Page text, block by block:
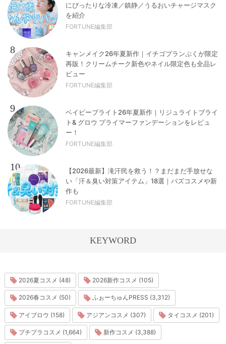
にぴったりな冷凍／鎮静／うるおいチャージマスク
を紹介
FORTUNE編集部
8
キャンメイク26年夏新作｜イチゴプランぷくが限定
再販！クリームチーク新色やネイル限定色も全品レ
ビュー
FORTUNE編集部
9
ベイビーブライト26年夏新作｜リジュライトブライ
ト& グロウ プライマーファンデーションをレビュ
ー！
FORTUNE編集部
10
【2026最新】滝汗民を救う！？まだまだ手放せな
い「汗＆臭い対策アイテム」18選｜バズコスメや新
作も
FORTUNE編集部
KEYWORD
2026夏コスメ (48) 2026新作コスメ (105)
2026春コスメ (50) ふぉーちゅんPRESS (3,312)
アイブロウ (158) アジアンコスメ (307) タイコスメ (201)
プチプラコスメ (1,664) 新作コスメ (3,388)